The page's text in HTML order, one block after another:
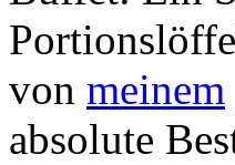
von meinem
absolute